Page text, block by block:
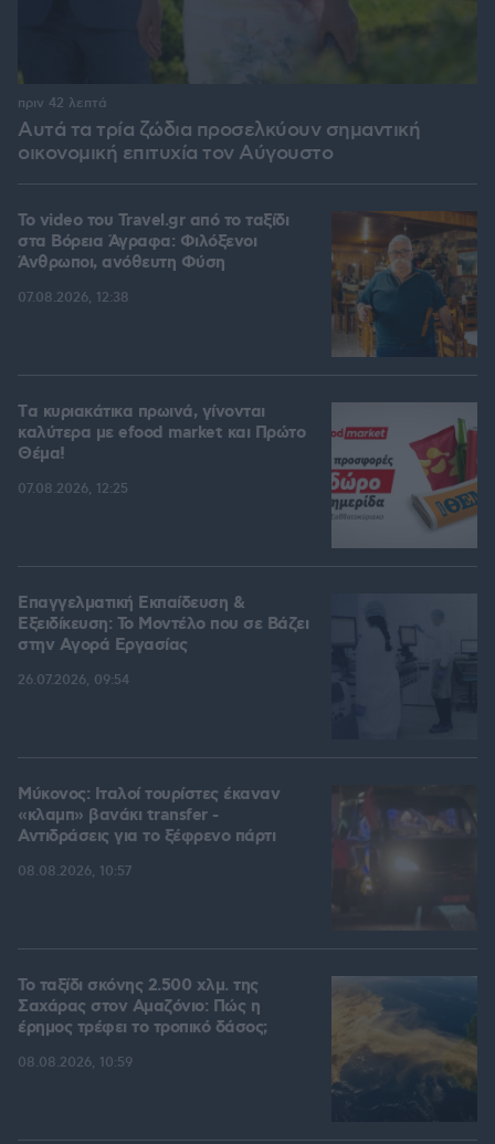
Αυτά τα τρία ζώδια προσελκύουν σημαντική
οικονομική επιτυχία τον Αύγουστο
πριν 42 λεπτά
To video του Travel.gr από το ταξίδι
στα Βόρεια Άγραφα: Φιλόξενοι
Άνθρωποι, ανόθευτη Φύση
07.08.2026, 12:38
Tα κυριακάτικα πρωινά, γίνονται
καλύτερα με efood market και Πρώτο
Θέμα!
07.08.2026, 12:25
Επαγγελματική Εκπαίδευση &
Εξειδίκευση: Το Mοντέλο που σε Bάζει
στην Aγορά Eργασίας
26.07.2026, 09:54
Μύκονος: Ιταλοί τουρίστες έκαναν
«κλαμπ» βανάκι transfer -
Αντιδράσεις για το ξέφρενο πάρτι
08.08.2026, 10:57
Το ταξίδι σκόνης 2.500 χλμ. της
Σαχάρας στον Αμαζόνιο: Πώς η
έρημος τρέφει το τροπικό δάσος;
08.08.2026, 10:59